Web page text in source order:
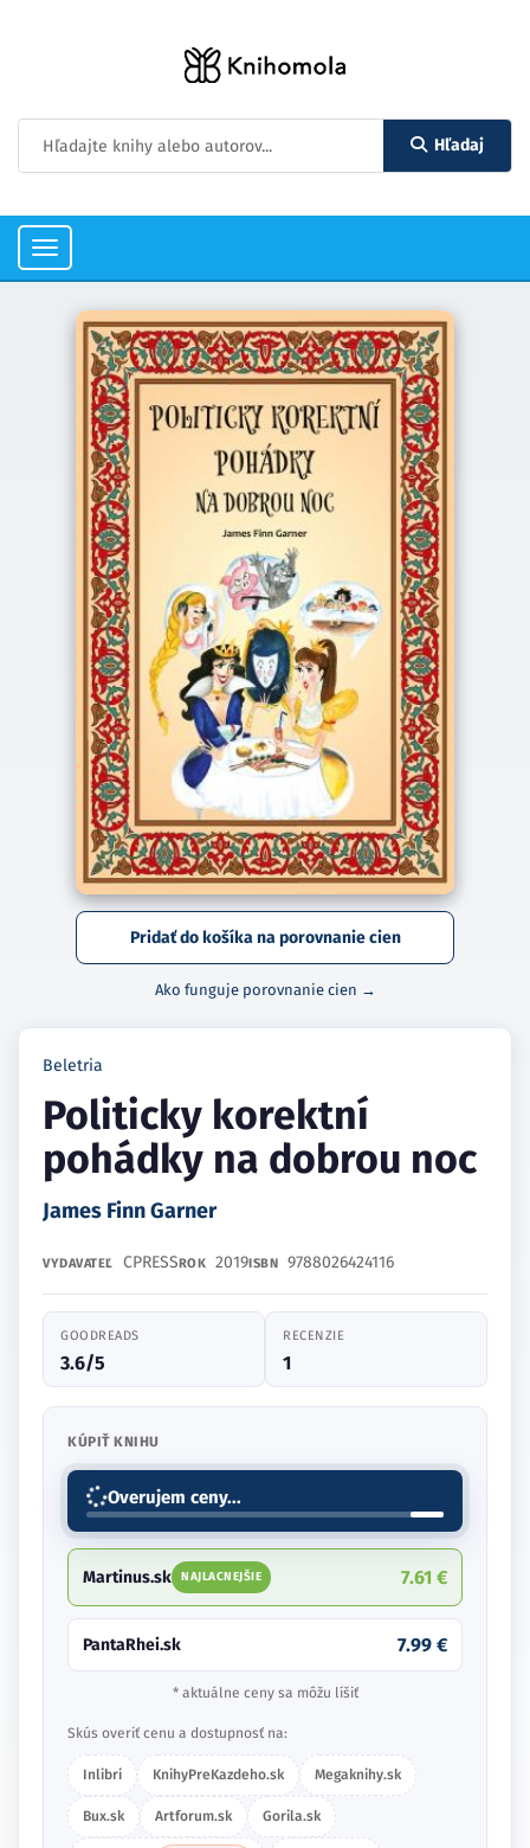
Hľadaj
Toggle
navigation
Pridať do košíka na porovnanie cien
Ako funguje porovnanie cien →
Beletria
Politicky korektní
pohádky na dobrou noc
James Finn Garner
VYDAVATEĽ CPRESSROK 2019ISBN 9788026424116
GOODREADS
3.6/5
RECENZIE
1
KÚPIŤ KNIHU
Overujem ceny...
Martinus.sk NAJLACNEJŠIE 7.61 €
PantaRhei.sk 7.99 €
* aktuálne ceny sa môžu líšiť
Skús overiť cenu a dostupnosť na:
Inlibri KnihyPreKazdeho.sk Megaknihy.sk
Bux.sk Artforum.sk Gorila.sk